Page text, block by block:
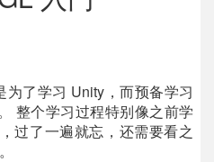
为了学习 Unity，而预备学习
整个学习过程特别像之前学
过了一遍就忘，还需要看之